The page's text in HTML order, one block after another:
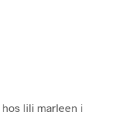
hos lili marleen i